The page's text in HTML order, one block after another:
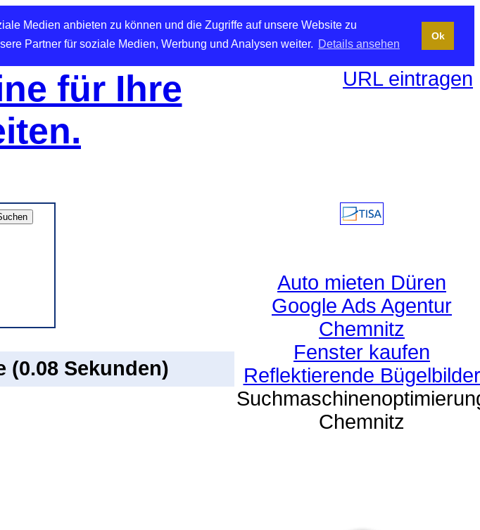
Medien anbieten zu können und die Zugriffe auf unsere Website zu
Partner für soziale Medien, Werbung und Analysen weiter. Details ansehen
Ok
für Ihre
URL eintragen
(0.08 Sekunden)
Auto mieten Düren
Google Ads Agentur
Chemnitz
Fenster kaufen
Reflektierende Bügelbilder
Chemnitz